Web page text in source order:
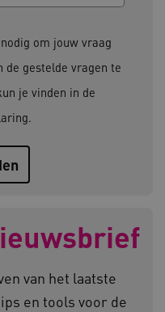
om jouw vraag
de gestelde vragen te
je vinden in de
.
van het laatste
en tools voor de
geen inbreuk